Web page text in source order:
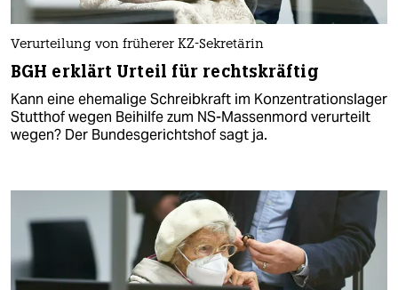
Verurteilung von früherer KZ-Sekretärin
BGH erklärt Urteil für rechtskräftig
Kann eine ehemalige Schreibkraft im Konzentrationslager
Stutthof wegen Beihilfe zum NS-Massenmord verurteilt
wegen? Der Bundesgerichtshof sagt ja.